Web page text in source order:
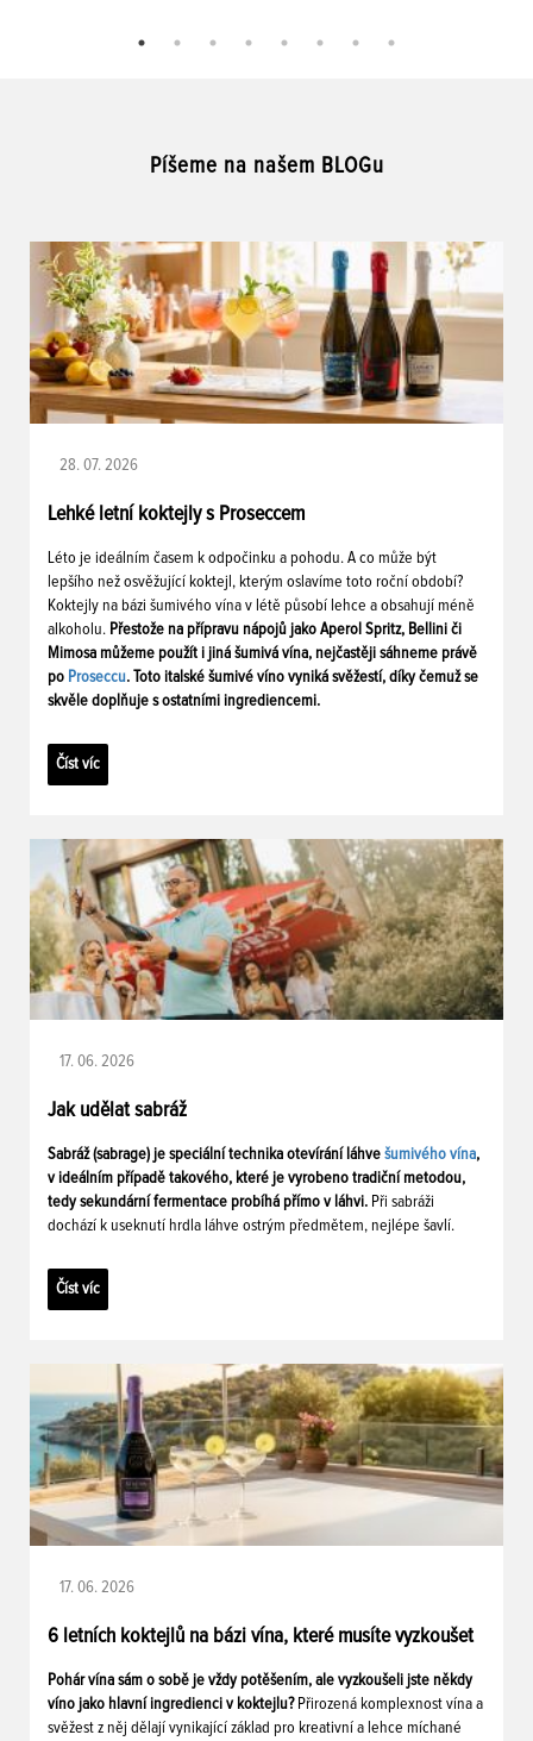
Píšeme na našem BLOGu
28. 07. 2026
Lehké letní koktejly s Proseccem
Léto je ideálním časem k odpočinku a pohodu. A co může být
lepšího než osvěžující koktejl, kterým oslavíme toto roční období?
Koktejly na bázi šumivého vína v létě působí lehce a obsahují méně
alkoholu. Přestože na přípravu nápojů jako Aperol Spritz, Bellini či
Mimosa můžeme použít i jiná šumivá vína, nejčastěji sáhneme právě
po Proseccu. Toto italské šumivé víno vyniká svěžestí, díky čemuž se
skvěle doplňuje s ostatními ingrediencemi.
Číst víc
17. 06. 2026
Jak udělat sabráž
Sabráž (sabrage) je speciální technika otevírání láhve šumivého vína,
v ideálním případě takového, které je vyrobeno tradiční metodou,
tedy sekundární fermentace probíhá přímo v láhvi. Při sabráži
dochází k useknutí hrdla láhve ostrým předmětem, nejlépe šavlí.
Číst víc
17. 06. 2026
6 letních koktejlů na bázi vína, které musíte vyzkoušet
Pohár vína sám o sobě je vždy potěšením, ale vyzkoušeli jste někdy
víno jako hlavní ingredienci v koktejlu? Přirozená komplexnost vína a
svěžest z něj dělají vynikající základ pro kreativní a lehce míchané